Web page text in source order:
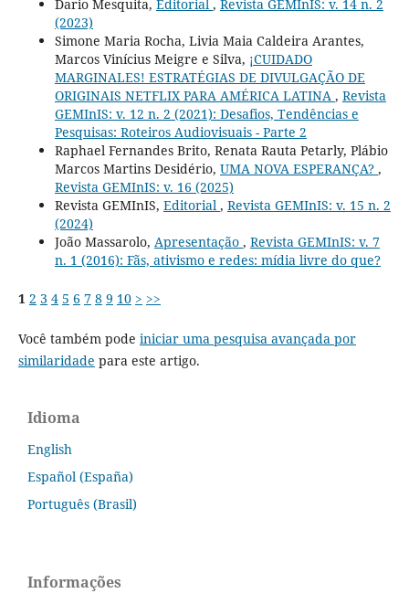
Dario Mesquita, Editorial , Revista GEMInIS: v. 14 n. 2
(2023)
Simone Maria Rocha, Livia Maia Caldeira Arantes,
Marcos Vinícius Meigre e Silva, ¡CUIDADO
MARGINALES! ESTRATÉGIAS DE DIVULGAÇÃO DE
ORIGINAIS NETFLIX PARA AMÉRICA LATINA , Revista
GEMInIS: v. 12 n. 2 (2021): Desafios, Tendências e
Pesquisas: Roteiros Audiovisuais - Parte 2
Raphael Fernandes Brito, Renata Rauta Petarly, Plábio
Marcos Martins Desidério, UMA NOVA ESPERANÇA? ,
Revista GEMInIS: v. 16 (2025)
Revista GEMInIS, Editorial , Revista GEMInIS: v. 15 n. 2
(2024)
João Massarolo, Apresentação , Revista GEMInIS: v. 7
n. 1 (2016): Fãs, ativismo e redes: mídia livre do que?
1 2 3 4 5 6 7 8 9 10 > >>
Você também pode iniciar uma pesquisa avançada por
similaridade para este artigo.
Idioma
English
Español (España)
Português (Brasil)
Informações